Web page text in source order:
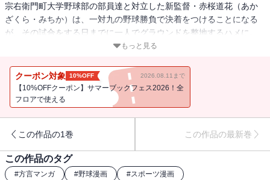
宗右衛門町大学野球部の部員達と対立した新監督・赤桜道花（あか
ざくら・みちか）は、一対九の野球勝負で決着をつけることになる
が、その試合をする日までに一人でグラウンドを整地するハメに。
ろくに眠らず身体を酷使して作業する道花は、完成まであとわずか
まう。そんな時、見物していた学生達が道花の応援を始めていき、
ついに奇跡が・・・・・・!?
もっと見る
クーポン対象 10%OFF 2026.08.11まで
【10%OFFクーポン】サマーブックフェス2026！全
フロアで使える
この作品の1巻 この作品の最新巻
この作品のタグ
#方言マンガ #野球漫画 #スポーツ漫画